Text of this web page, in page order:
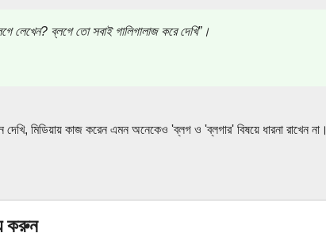
লেখেন? ব্লগে তো সবাই গালিগালাজ করে দেখি”।
মিডিয়ায় কাজ করেন এমন অনেকেও 'ব্লগ ও 'ব্লগার' বিষয়ে ধারনা রাখেন না।
করুন